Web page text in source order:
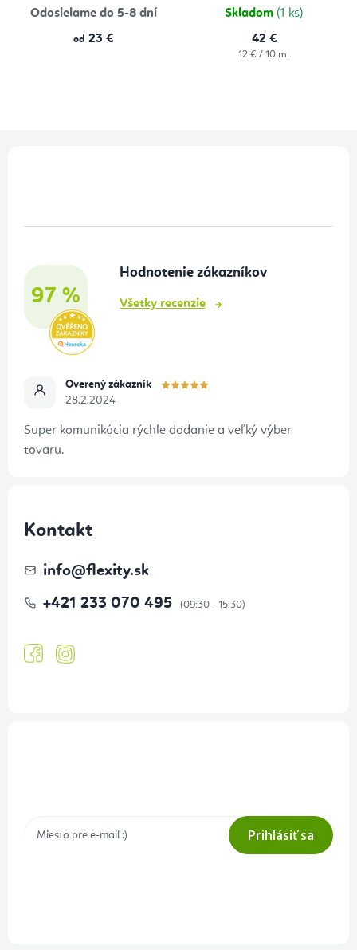
Odosielame do 5-8 dní
od 23 €
Skladom (1 ks)
42 €
Jednotková
12 € / 10 ml
97 %
Hodnotenie zákazníkov
Všetky recenzie
Overený zákazník
28.2.2024
Super komunikácia rýchle dodanie a veľký výber
tovaru.
Kontakt
info@flexity.sk
+421 233 070 495
Prihlásiť sa